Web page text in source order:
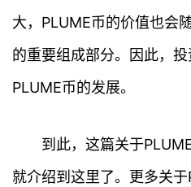
大，PLUME币的价值也会
的重要组成部分。因此，
PLUME币的发展。
到此，这篇关于
就介绍到这里了。更多关